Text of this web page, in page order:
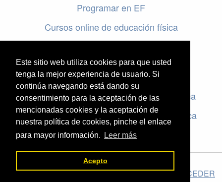
Este sitio web utiliza cookies para que usted
tenga la mejor experiencia de usuario. Si
continúa navegando está dando su
consentimiento para la aceptación de las
mencionadas cookies y la aceptación de
nuestra política de cookies, pinche el enlace
para mayor información.
Leer más
Acepto
Programar en EF
Cursos online de educación física
Evaluación en educación física
Criterios de evaluación en educación física
Rúbricas de evaluación en educación física
El valor de la Educación Física © 2026 ·Legal| ACCEDER